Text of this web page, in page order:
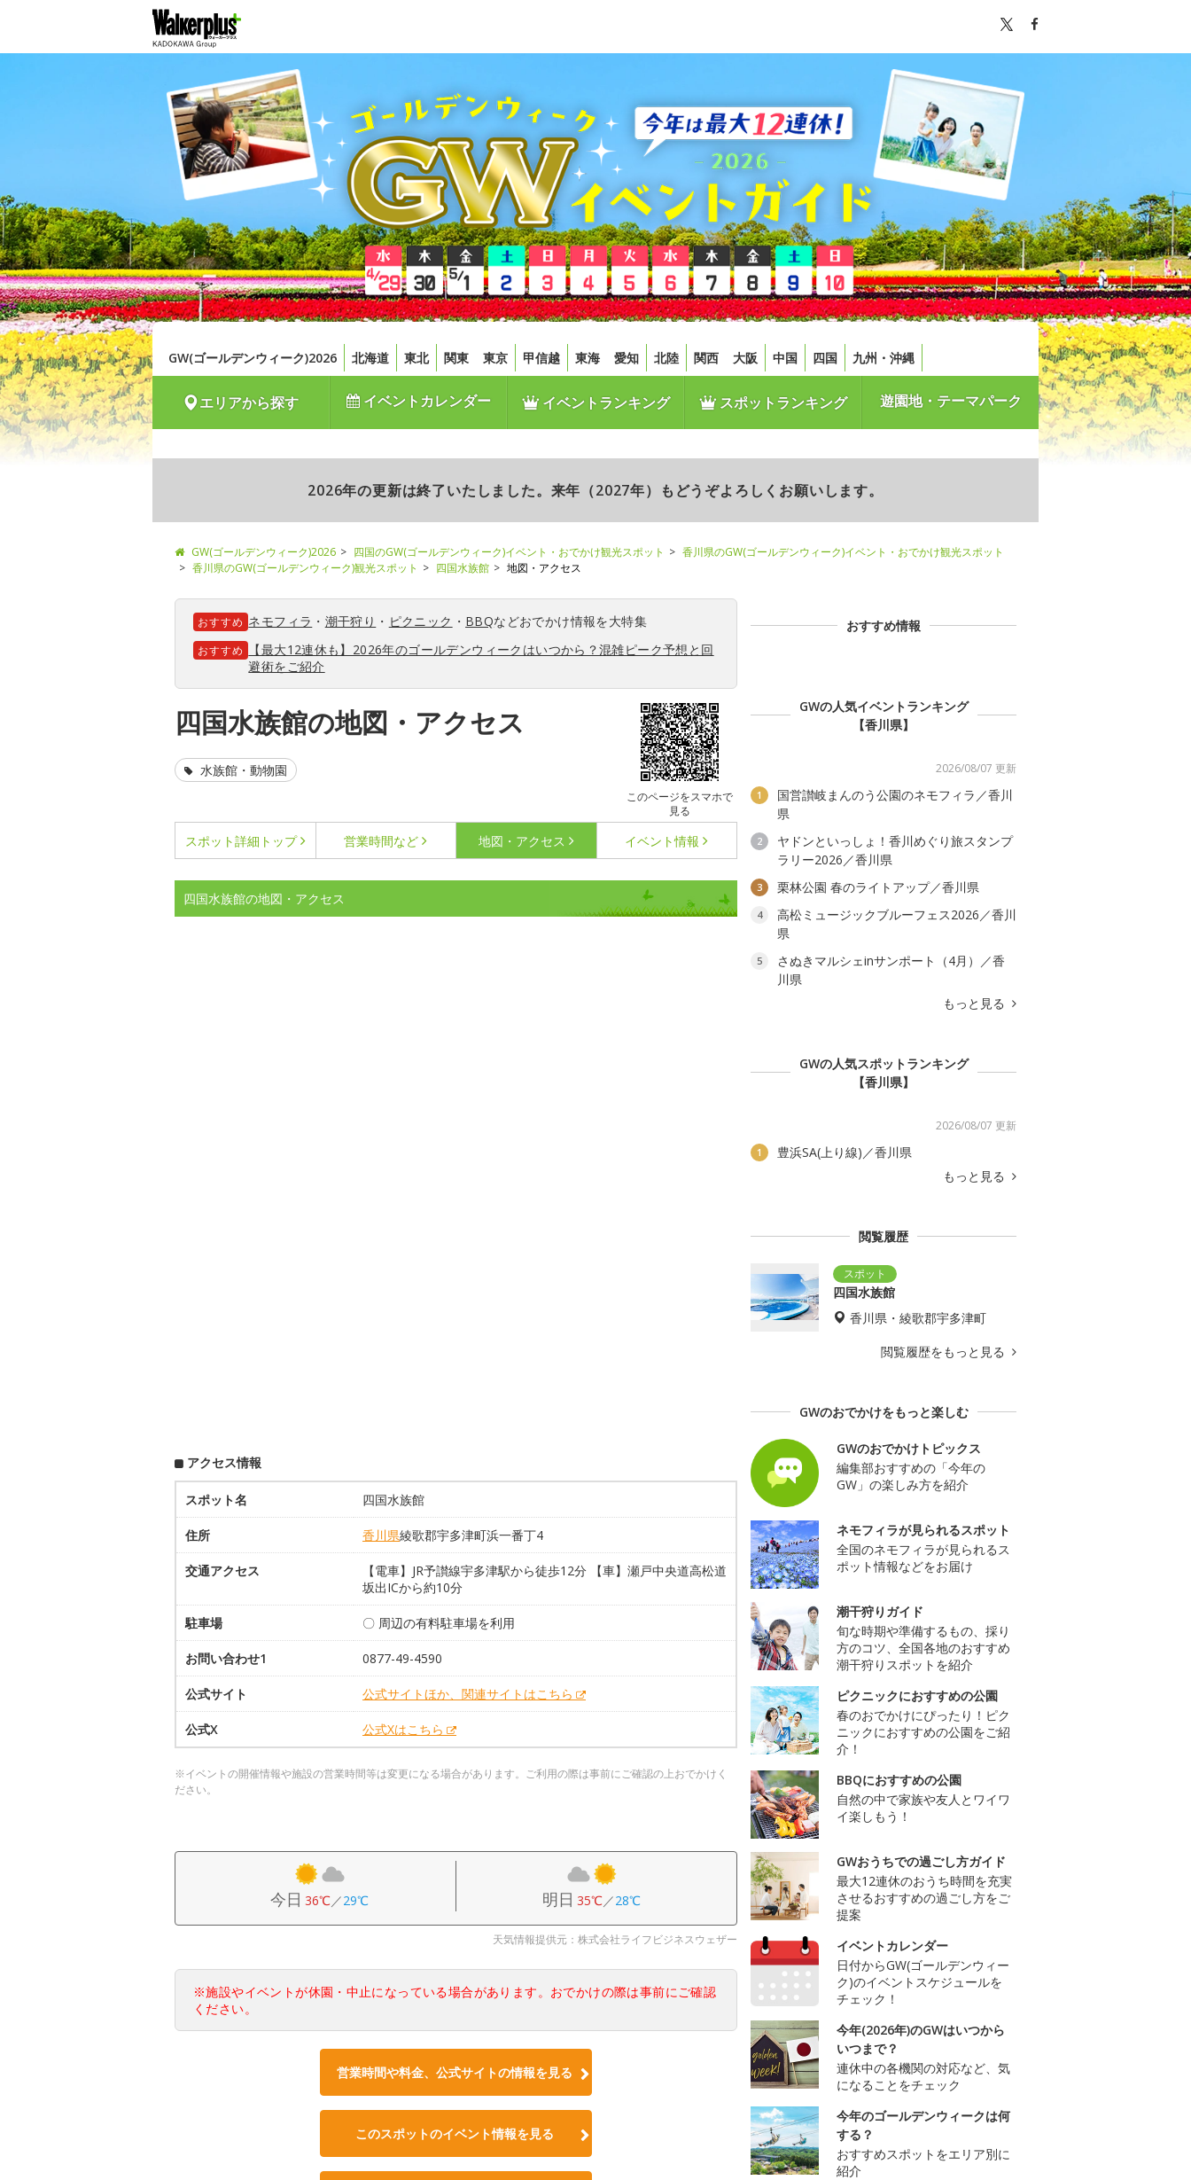
GW(ゴールデンウィーク)2026 北海道 東北 関東 東京 甲信越 東海 愛知 北陸 関西 大阪 中国 四国 九州・沖縄
エリアから探す イベントカレンダー イベントランキング スポットランキング 遊園地・テーマパーク
2026年の更新は終了いたしました。来年（2027年）もどうぞよろしくお願いします。
GW(ゴールデンウィーク)2026 四国のGW(ゴールデンウィーク)イベント・おでかけ観光スポット
香川県のGW(ゴールデンウィーク)イベント・おでかけ観光スポット
香川県のGW(ゴールデンウィーク)観光スポット
四国水族館 地図・アクセス
おすすめ ネモフィラ ・ 潮干狩り ・ ピクニック ・ BBQなどおでかけ情報を大特集
おすすめ
【最大12連休も】2026年のゴールデンウィークはいつから？混雑ピーク予想と回
避術をご紹介
四国水族館の地図・アクセス
このページをスマホで
見る
水族館・動物園
スポット詳細 トップ 営業時間など 地図・アクセス イベント情報
四国水族館の地図・アクセス
アクセス情報
スポット名 四国水族館
住所 香川県綾歌郡宇多津町浜一番丁4
交通アクセス
【電車】JR予讃線宇多津駅から徒歩12分 【車】瀬戸中央道高松道
坂出ICから約10分
駐車場 〇 周辺の有料駐車場を利用
お問い合わせ1 0877-49-4590
公式サイト 公式サイトほか、関連サイトはこちら
公式X 公式Xはこちら
※イベントの開催情報や施設の営業時間等は変更になる場合があります。ご利用の際は事前にご確認の上おでかけく
ださい。
今日 36℃／29℃ 明日 35℃／28℃
天気情報提供元：株式会社ライフビジネスウェザー
※施設やイベントが休園・中止になっている場合があります。おでかけの際は事前にご確認
ください。
営業時間や料金、公式サイトの情報を見る
このスポットのイベント情報を見る
おすすめ情報
GWの人気イベントランキング
【香川県】
2026/08/07 更新
1
国営讃岐まんのう公園のネモフィラ／香川
県
2
ヤドンといっしょ！香川めぐり旅スタンプ
ラリー2026／香川県
3 栗林公園 春のライトアップ／香川県
4
高松ミュージックブルーフェス2026／香川
県
5
さぬきマルシェinサンポート（4月）／香
川県
もっと見る
GWの人気スポットランキング
【香川県】
2026/08/07 更新
1
豊浜SA(上り線)／香川県
もっと見る
閲覧履歴
四国水族館
香川県・綾歌郡宇多津町
閲覧履歴をもっと見る
GWのおでかけをもっと楽しむ
GWのおでかけトピックス
編集部おすすめの「今年の
GW」の楽しみ方を紹介
ネモフィラが見られるスポット
全国のネモフィラが見られるス
ポット情報などをお届け
潮干狩りガイド
旬な時期や準備するもの、採り
方のコツ、全国各地のおすすめ
潮干狩りスポットを紹介
ピクニックにおすすめの公園
春のおでかけにぴったり！ピク
ニックにおすすめの公園をご紹
介！
BBQにおすすめの公園
自然の中で家族や友人とワイワ
イ楽しもう！
GWおうちでの過ごし方ガイド
最大12連休のおうち時間を充実
させるおすすめの過ごし方をご
提案
イベントカレンダー
日付からGW(ゴールデンウィー
ク)のイベントスケジュールを
チェック！
今年(2026年)のGWはいつから
いつまで？
連休中の各機関の対応など、気
になることをチェック
今年のゴールデンウィークは何
する？
おすすめスポットをエリア別に
紹介